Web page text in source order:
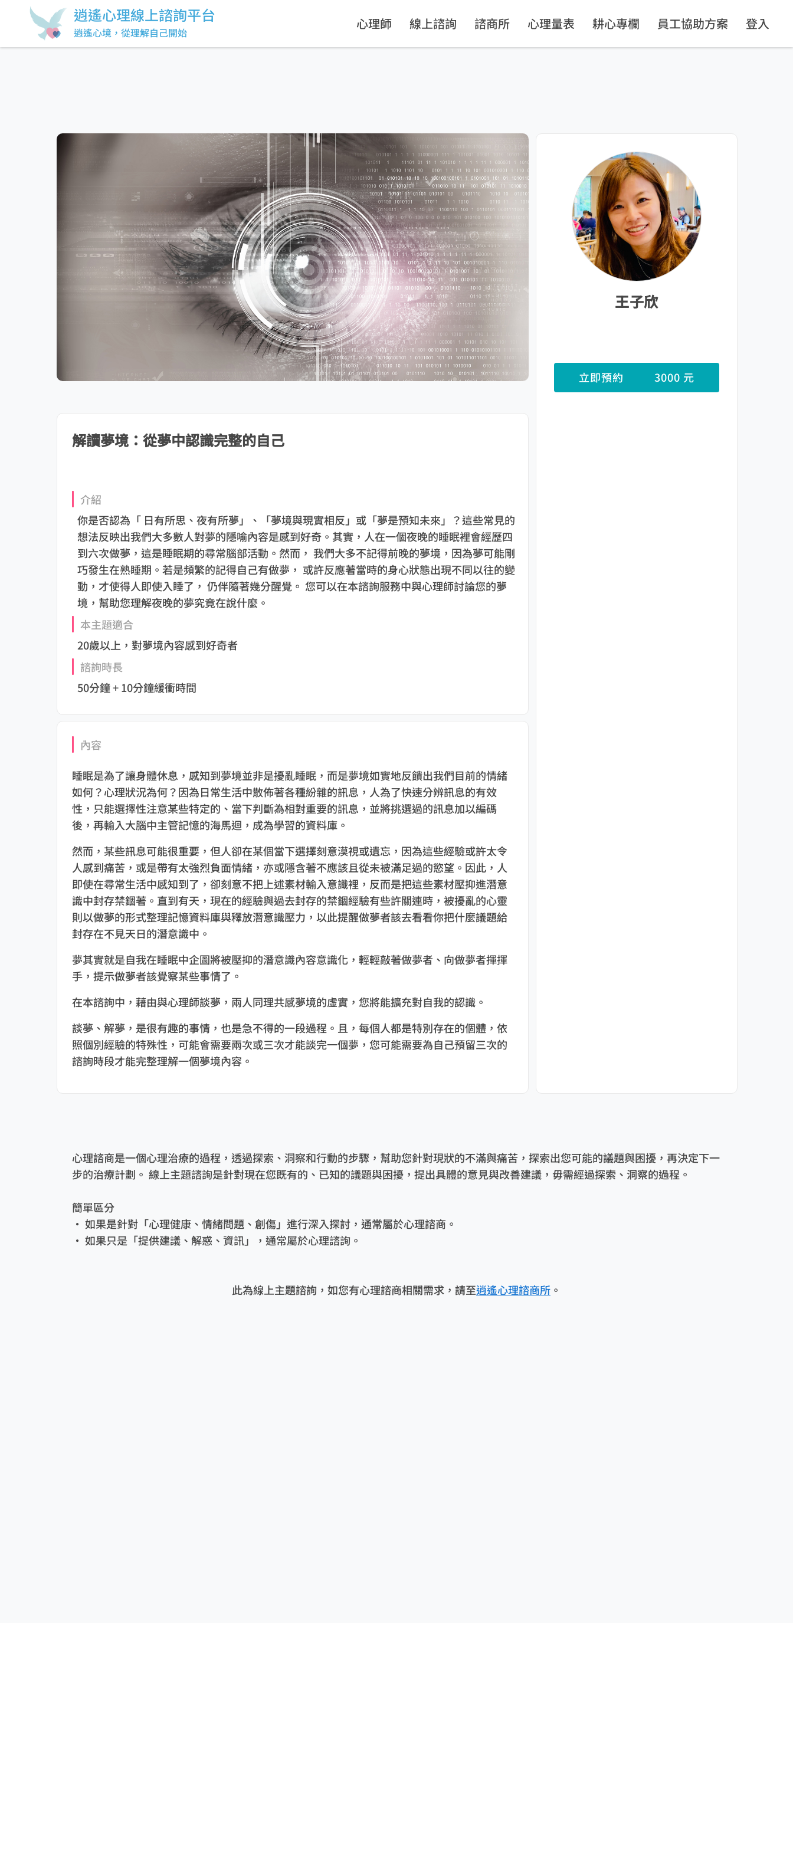
逍遙心理線上諮詢平台
逍遙心境，從理解自己開始
心理師 線上諮詢 諮商所 心理量表 耕心專欄 員工協助方案 登入
解讀夢境：從夢中認識完整的自己
介紹
你是否認為「 日有所思、夜有所夢」、「夢境與現實相反」或「夢是預知未來」？這些常見的
想法反映出我們大多數人對夢的隱喻內容是感到好奇。其實，人在一個夜晚的睡眠裡會經歷四
到六次做夢，這是睡眠期的尋常腦部活動。然而， 我們大多不記得前晚的夢境，因為夢可能剛
巧發生在熟睡期。若是頻繁的記得自己有做夢， 或許反應著當時的身心狀態出現不同以往的變
動，才使得人即使入睡了， 仍伴隨著幾分醒覺。 您可以在本諮詢服務中與心理師討論您的夢
境，幫助您理解夜晚的夢究竟在說什麼。
本主題適合
20歲以上，對夢境內容感到好奇者
諮詢時長
50分鐘 + 10分鐘緩衝時間
內容
睡眠是為了讓身體休息，感知到夢境並非是擾亂睡眠，而是夢境如實地反饋出我們目前的情緒
如何？心理狀況為何？因為日常生活中散佈著各種紛雜的訊息，人為了快速分辨訊息的有效
性，只能選擇性注意某些特定的、當下判斷為相對重要的訊息，並將挑選過的訊息加以編碼
後，再輸入大腦中主管記憶的海馬迴，成為學習的資料庫。
然而，某些訊息可能很重要，但人卻在某個當下選擇刻意漠視或遺忘，因為這些經驗或許太令
人感到痛苦，或是帶有太強烈負面情緒，亦或隱含著不應該且從未被滿足過的慾望。因此，人
即使在尋常生活中感知到了，卻刻意不把上述素材輸入意識裡，反而是把這些素材壓抑進潛意
識中封存禁錮著。直到有天，現在的經驗與過去封存的禁錮經驗有些許關連時，被擾亂的心靈
則以做夢的形式整理記憶資料庫與釋放潛意識壓力，以此提醒做夢者該去看看你把什麼議題給
封存在不見天日的潛意識中。
夢其實就是自我在睡眠中企圖將被壓抑的潛意識內容意識化，輕輕敲著做夢者、向做夢者揮揮
手，提示做夢者該覺察某些事情了。
在本諮詢中，藉由與心理師談夢，兩人同理共感夢境的虛實，您將能擴充對自我的認識。
談夢、解夢，是很有趣的事情，也是急不得的一段過程。且，每個人都是特別存在的個體，依
照個別經驗的特殊性，可能會需要兩次或三次才能談完一個夢，您可能需要為自己預留三次的
諮詢時段才能完整理解一個夢境內容。
王子欣
立即預約 3000 元
心理諮商是一個心理治療的過程，透過探索、洞察和行動的步驟，幫助您針對現狀的不滿與痛苦，探索出您可能的議題與困擾，再決定下一
步的治療計劃。 線上主題諮詢是針對現在您既有的、已知的議題與困擾，提出具體的意見與改善建議，毋需經過探索、洞察的過程。
簡單區分
• 如果是針對「心理健康、情緒問題、創傷」進行深入探討，通常屬於心理諮商。
• 如果只是「提供建議、解惑、資訊」，通常屬於心理諮詢。
此為線上主題諮詢，如您有心理諮商相關需求，請至逍遙心理諮商所 。